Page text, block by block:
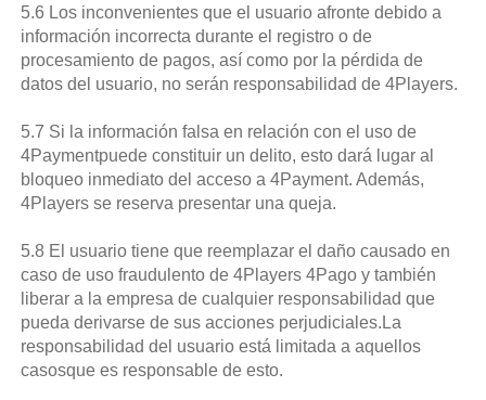
5.6 Los inconvenientes que el usuario afronte debido a
información incorrecta durante el registro o de
procesamiento de pagos, así como por la pérdida de
datos del usuario, no serán responsabilidad de 4Players.
5.7 Si la información falsa en relación con el uso de
4Paymentpuede constituir un delito, esto dará lugar al
bloqueo inmediato del acceso a 4Payment. Además,
4Players se reserva presentar una queja.
5.8 El usuario tiene que reemplazar el daño causado en
caso de uso fraudulento de 4Players 4Pago y también
liberar a la empresa de cualquier responsabilidad que
pueda derivarse de sus acciones perjudiciales.La
responsabilidad del usuario está limitada a aquellos
casosque es responsable de esto.